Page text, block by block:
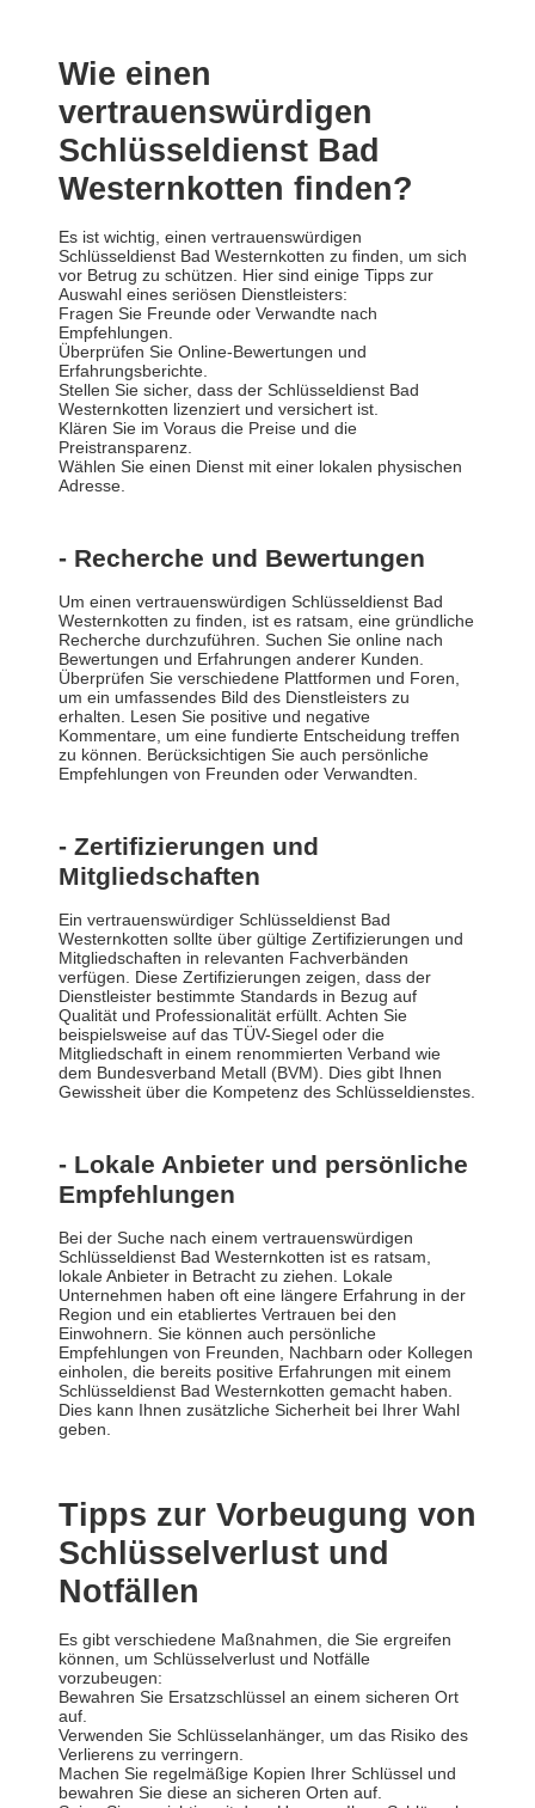
Wie einen
vertrauenswürdigen
Schlüsseldienst Bad
Westernkotten finden?
Es ist wichtig, einen vertrauenswürdigen
Schlüsseldienst Bad Westernkotten zu finden, um sich
vor Betrug zu schützen. Hier sind einige Tipps zur
Auswahl eines seriösen Dienstleisters:
Fragen Sie Freunde oder Verwandte nach
Empfehlungen.
Überprüfen Sie Online-Bewertungen und
Erfahrungsberichte.
Stellen Sie sicher, dass der Schlüsseldienst Bad
Westernkotten lizenziert und versichert ist.
Klären Sie im Voraus die Preise und die
Preistransparenz.
Wählen Sie einen Dienst mit einer lokalen physischen
Adresse.
- Recherche und Bewertungen
Um einen vertrauenswürdigen Schlüsseldienst Bad
Westernkotten zu finden, ist es ratsam, eine gründliche
Recherche durchzuführen. Suchen Sie online nach
Bewertungen und Erfahrungen anderer Kunden.
Überprüfen Sie verschiedene Plattformen und Foren,
um ein umfassendes Bild des Dienstleisters zu
erhalten. Lesen Sie positive und negative
Kommentare, um eine fundierte Entscheidung treffen
zu können. Berücksichtigen Sie auch persönliche
Empfehlungen von Freunden oder Verwandten.
- Zertifizierungen und
Mitgliedschaften
Ein vertrauenswürdiger Schlüsseldienst Bad
Westernkotten sollte über gültige Zertifizierungen und
Mitgliedschaften in relevanten Fachverbänden
verfügen. Diese Zertifizierungen zeigen, dass der
Dienstleister bestimmte Standards in Bezug auf
Qualität und Professionalität erfüllt. Achten Sie
beispielsweise auf das TÜV-Siegel oder die
Mitgliedschaft in einem renommierten Verband wie
dem Bundesverband Metall (BVM). Dies gibt Ihnen
Gewissheit über die Kompetenz des Schlüsseldienstes.
- Lokale Anbieter und persönliche
Empfehlungen
Bei der Suche nach einem vertrauenswürdigen
Schlüsseldienst Bad Westernkotten ist es ratsam,
lokale Anbieter in Betracht zu ziehen. Lokale
Unternehmen haben oft eine längere Erfahrung in der
Region und ein etabliertes Vertrauen bei den
Einwohnern. Sie können auch persönliche
Empfehlungen von Freunden, Nachbarn oder Kollegen
einholen, die bereits positive Erfahrungen mit einem
Schlüsseldienst Bad Westernkotten gemacht haben.
Dies kann Ihnen zusätzliche Sicherheit bei Ihrer Wahl
geben.
Tipps zur Vorbeugung von
Schlüsselverlust und
Notfällen
Es gibt verschiedene Maßnahmen, die Sie ergreifen
können, um Schlüsselverlust und Notfälle
vorzubeugen:
Bewahren Sie Ersatzschlüssel an einem sicheren Ort
auf.
Verwenden Sie Schlüsselanhänger, um das Risiko des
Verlierens zu verringern.
Machen Sie regelmäßige Kopien Ihrer Schlüssel und
bewahren Sie diese an sicheren Orten auf.